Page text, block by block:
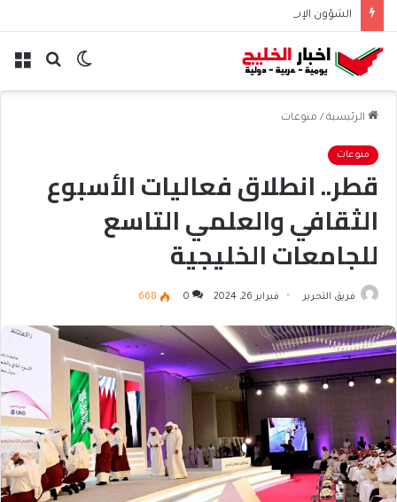
بحث الوضع
الرئيسية / منوعات
منوعات
قطر.. انطلاق فعاليات الأسبوع
الثقافي والعلمي التاسع
للجامعات الخليجية
فريق التحرير فبراير 26, 2024 0
668